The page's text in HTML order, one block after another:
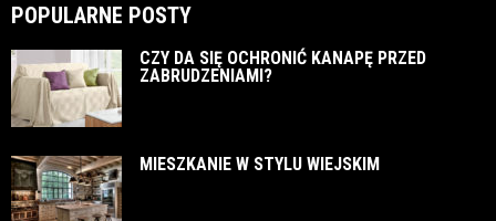
POPULARNE POSTY
CZY DA SIĘ OCHRONIĆ KANAPĘ PRZED
ZABRUDZENIAMI?
MIESZKANIE W STYLU WIEJSKIM